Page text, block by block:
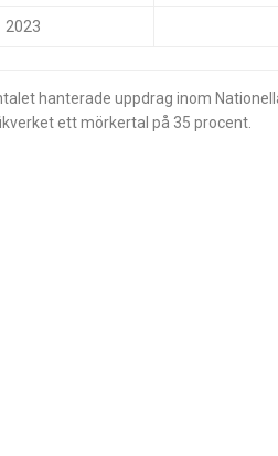
2023
hanterade uppdrag inom
ett mörkertal på 35 procent.